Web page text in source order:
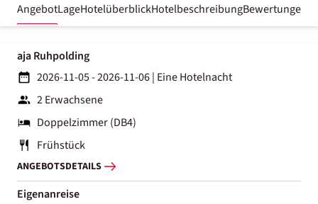
AngebotLageHotelüberblickHotelbeschreibungBewertungen
aja Ruhpolding
2026-11-05 - 2026-11-06| Eine Hotelnacht
2 Erwachsene
Doppelzimmer (DB4)
Frühstück
ANGEBOTSDETAILS
Eigenanreise